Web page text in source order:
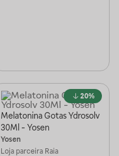
20%
Melatonina Gotas Ydrosolv
30Ml - Yosen
Yosen
Loja parceira Raia